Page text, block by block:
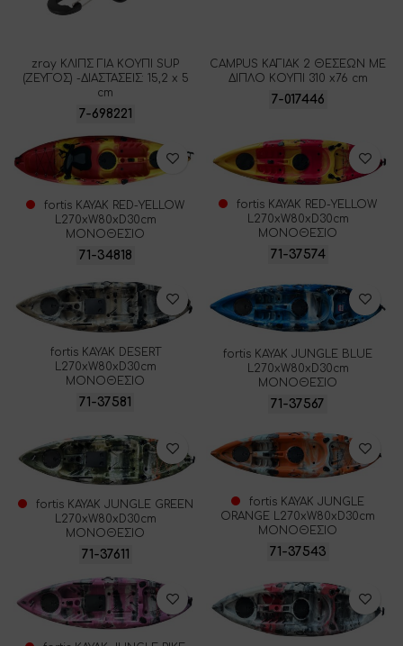
zray ΚΛΙΠΣ ΓΙΑ ΚΟΥΠΙ SUP
(ΖΕΥΓΟΣ) -ΔΙΑΣΤΑΣΕΙΣ: 15,2 x 5
cm
7-698221
CAMPUS ΚΑΓΙΑΚ 2 ΘΕΣΕΩΝ ΜΕ
ΔΙΠΛΟ ΚΟΥΠΙ 310 x76 cm
7-017446
fortis ΚΑΥΑΚ RED-YELLOW
L270xW80xD30cm
ΜΟΝΟΘΕΣΙΟ
71-34818
fortis ΚΑΥΑΚ RED-YELLOW
L270xW80xD30cm
ΜΟΝΟΘΕΣΙΟ
71-37574
fortis ΚΑΥΑΚ DESERT
L270xW80xD30cm
ΜΟΝΟΘΕΣΙΟ
71-37581
fortis ΚΑΥΑΚ JUNGLE BLUE
L270xW80xD30cm
ΜΟΝΟΘΕΣΙΟ
71-37567
fortis ΚΑΥΑΚ JUNGLE GREEN
L270xW80xD30cm
ΜΟΝΟΘΕΣΙΟ
71-37611
fortis ΚΑΥΑΚ JUNGLE
ORANGE L270xW80xD30cm
ΜΟΝΟΘΕΣΙΟ
71-37543